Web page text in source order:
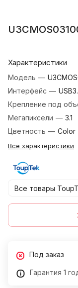
Характеристики
Модель —
Интерфейс —
Крепление под
Мегапиксели — 3.1
Цветность — Color
Все характеристики
Все товары
Под заказ
Гарантия 1